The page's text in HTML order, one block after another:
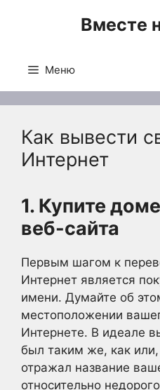
Вместе
Меню
Как вывести
Интернет
1. Купите
веб-сайта
Первым шагом к
Интернет является
имени. Думайте об
местоположении
Интернете. В идеале
был таким же, как
отражал название
относительно